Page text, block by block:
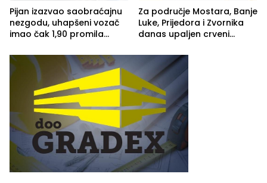
Pijan izazvao saobraćajnu
nezgodu, uhapšeni vozač
imao čak 1,90 promila
Za područje Mostara, Banje
Luke, Prijedora i Zvornika
danas upaljen crveni